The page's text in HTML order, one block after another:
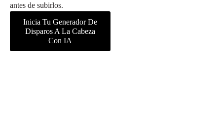
antes de subirlos.
Inicia Tu Generador De
Disparos A La Cabeza
Con IA